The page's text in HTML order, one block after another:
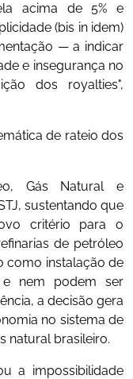
acima de 5% e
(bis in idem)
— a indicar
e insegurança no
dos royalties",
de rateio dos
Gás Natural e
sustentando que
critério para o
de petróleo
como instalação de
e nem podem ser
a decisão gera
no sistema de
natural brasileiro.
a impossibilidade